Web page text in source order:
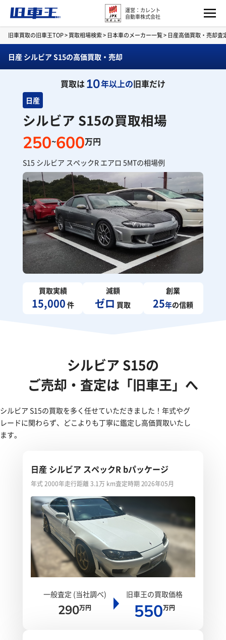
運営：カレント
自動車株式会社
旧車買取の旧車王TOP>買取相場検索> 日本車のメーカー一覧> 日産高価買取・売却査
日産 シルビア S15の高価買取・売却
買取は10年以上の旧車だけ
日産
シルビア S15の買取相場
250~600万円
S15 シルビア スペックR エアロ 5MTの相場例
買取実績
15,000 件
減額
ゼロ 買取
創業
25年の信頼
シルビア S15の
ご売却・査定は「旧車王」へ
シルビア S15の買取を多く任せていただきました！年式やグ
レードに関わらず、どこよりも丁寧に鑑定し高価買取いたし
ます。
日産 シルビア スペックR bパッケージ
年式 2000年走行距離 3.1万 km査定時期 2026年05月
一般査定 (当社調べ)
290万円
旧車王の買取価格
550万円